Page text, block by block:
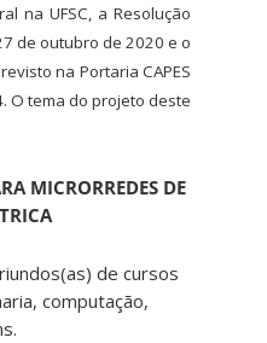
na UFSC, a Resolução
de outubro de 2020 e o
na Portaria CAPES
O tema do projeto deste
MICRORREDES DE
de cursos
computação,